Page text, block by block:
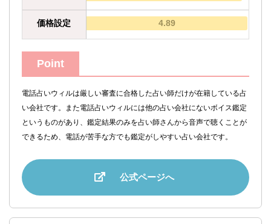
価格設定 4.89
Point
電話占いウィルは厳しい審査に合格した占い師だけが在籍している占
い会社です。また電話占いウィルには他の占い会社にないボイス鑑定
というものがあり、鑑定結果のみを占い師さんから音声で聴くことが
できるため、電話が苦手な方でも鑑定がしやすい占い会社です。
公式ページへ